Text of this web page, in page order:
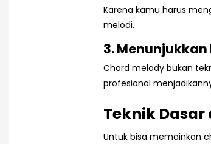
Karena kamu harus
melodi.
3.
Chord melody bukan
profesional
Teknik
Untuk bisa memainkan